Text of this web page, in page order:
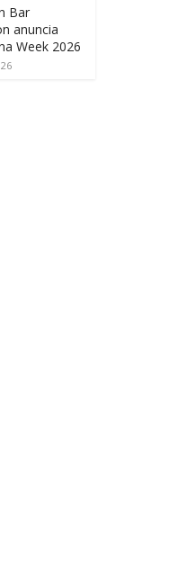
Bar
anuncia
Week 2026